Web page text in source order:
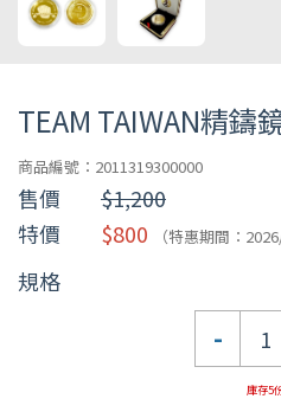
TEAM TAIWAN精鑄
商品編號：2011319300000
售價
$1,200
特價
$800 （特惠期間：
規格
-
庫存5